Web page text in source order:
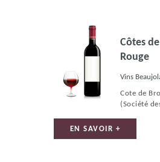
Côtes
Rouge
Vins
Cote de
(Société
EN SAVOIR +